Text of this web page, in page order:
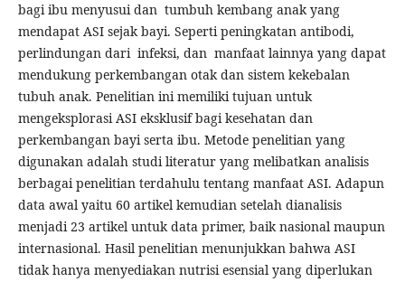
bagi ibu menyusui dan tumbuh kembang anak yang
mendapat ASI sejak bayi. Seperti peningkatan antibodi,
perlindungan dari infeksi, dan manfaat lainnya yang dapat
mendukung perkembangan otak dan sistem kekebalan
tubuh anak. Penelitian ini memiliki tujuan untuk
mengeksplorasi ASI eksklusif bagi kesehatan dan
perkembangan bayi serta ibu. Metode penelitian yang
digunakan adalah studi literatur yang melibatkan analisis
berbagai penelitian terdahulu tentang manfaat ASI. Adapun
data awal yaitu 60 artikel kemudian setelah dianalisis
menjadi 23 artikel untuk data primer, baik nasional maupun
internasional. Hasil penelitian menunjukkan bahwa ASI
tidak hanya menyediakan nutrisi esensial yang diperlukan